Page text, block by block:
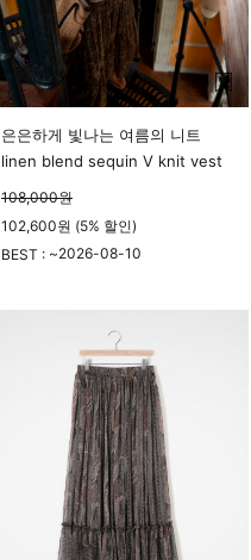
은은하게 빛나는 여름의 니트
linen blend sequin V knit vest
108,000원
102,600원 (5% 할인)
BEST : ~2026-08-10